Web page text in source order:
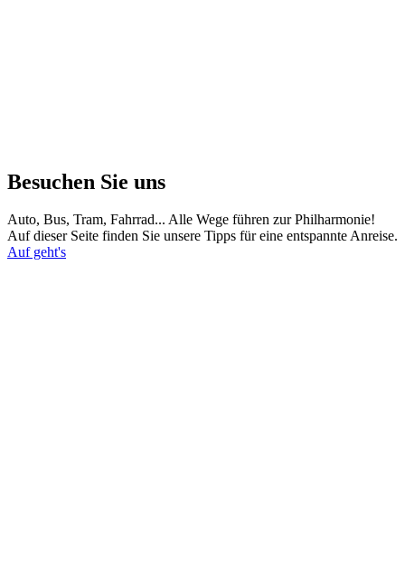
Besuchen Sie uns
Auto, Bus, Tram, Fahrrad... Alle Wege führen zur Philharmonie!
Auf dieser Seite finden Sie unsere Tipps für eine entspannte Anreise.
Auf geht's